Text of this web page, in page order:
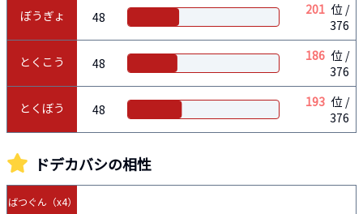
ぼうぎょ 48 201 位 /
376
とくこう 48 186 位 /
376
とくぼう 48 193 位 /
376
ドデカバシの相性
ばつぐん（x4）